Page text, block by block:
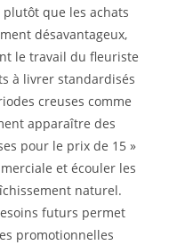
que les achats
désavantageux,
le travail du fleuriste
à livrer standardisés
creuses comme
apparaître des
pour le prix de 15 »
et écouler les
naturel.
futurs permet
promotionnelles